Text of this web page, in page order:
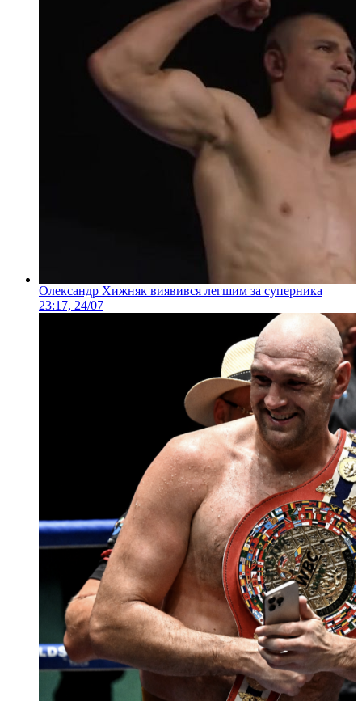
Олександр Хижняк виявився легшим за суперника
23:17, 24/07